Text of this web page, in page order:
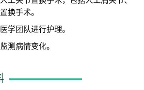
换手术。
学团队进行护理。
测病情变化。